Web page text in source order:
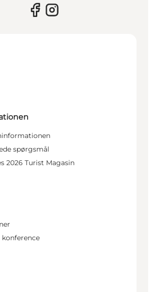
spørgsmål
2026 Turist Magasin
konference